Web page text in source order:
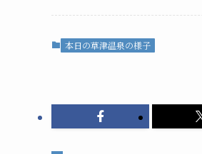
本日の草津温泉の様子